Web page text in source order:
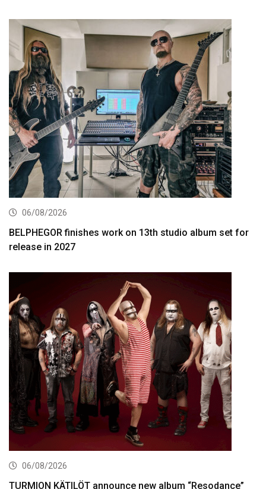
06/08/2026
BELPHEGOR finishes work on 13th studio album set for
release in 2027
06/08/2026
TURMION KÄTILÖT announce new album “Resodance”